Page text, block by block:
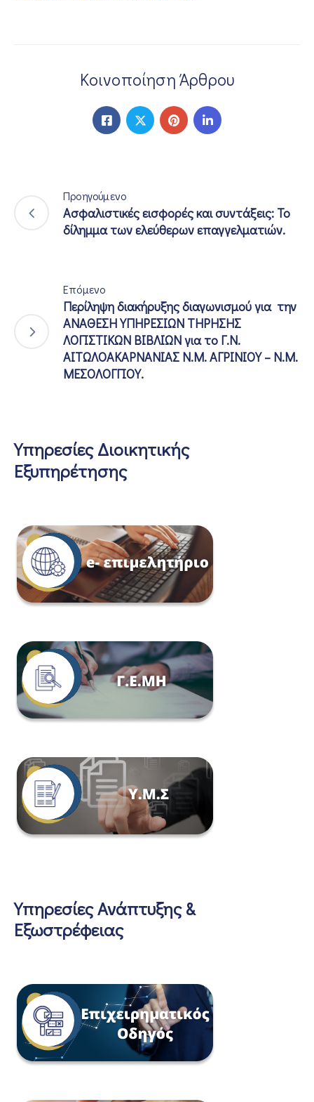
Κοινοποίηση Άρθρου
Προηγούμενο
Ασφαλιστικές εισφορές και συντάξεις: Το
δίλημμα των ελεύθερων επαγγελματιών.
Επόμενο
Περίληψη διακήρυξης διαγωνισμού για την
ΑΝΑΘΕΣΗ ΥΠΗΡΕΣΙΩΝ ΤΗΡΗΣΗΣ
ΛΟΓΙΣΤΙΚΩΝ ΒΙΒΛΙΩΝ για το Γ.Ν.
ΑΙΤΩΛΟΑΚΑΡΝΑΝΙΑΣ Ν.Μ. ΑΓΡΙΝΙΟΥ – Ν.Μ.
ΜΕΣΟΛΟΓΓΙΟΥ.
Υπηρεσίες Διοικητικής
Εξυπηρέτησης
Υπηρεσίες Ανάπτυξης &
Εξωστρέφειας